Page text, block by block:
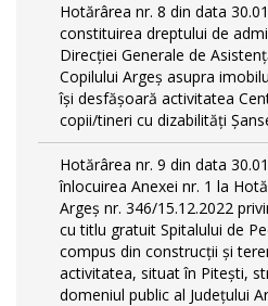
Hotărârea nr. 8 din data
constituirea dreptului de
Direcției Generale de
Copilului Argeș asupra
își desfășoară activitatea
copii/tineri cu dizabilități
Hotărârea nr. 9 din data
înlocuirea Anexei nr. 1 la
Argeș nr. 346/15.12.2022
cu titlu gratuit Spitalului de
compus din construcții și
activitatea, situat în Pitești,
domeniul public al Județului